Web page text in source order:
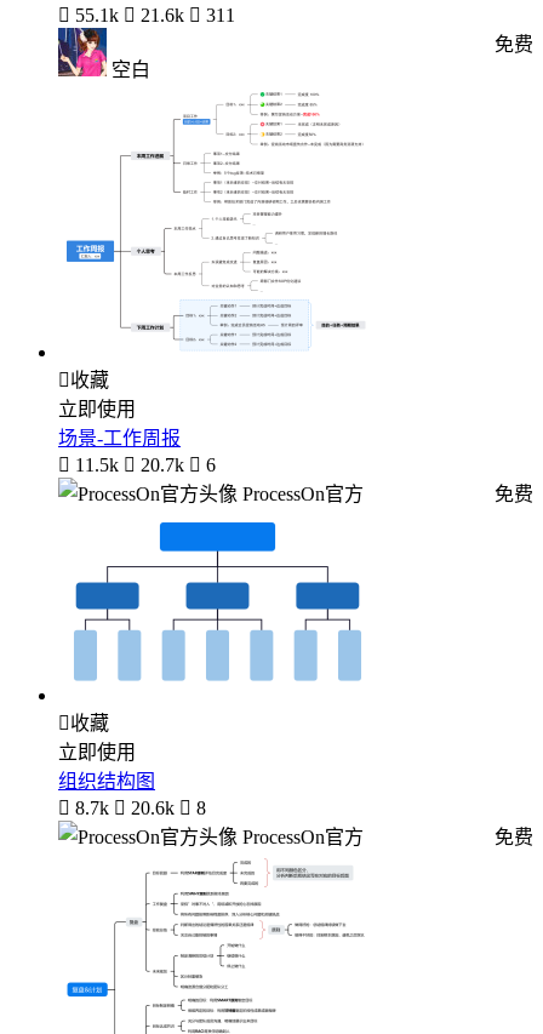
 55.1k  21.6k  311
空白
免费
收藏
立即使用
场景-工作周报
 11.5k  20.7k  6
ProcessOn官方
免费
收藏
立即使用
组织结构图
 8.7k  20.6k  8
ProcessOn官方
免费